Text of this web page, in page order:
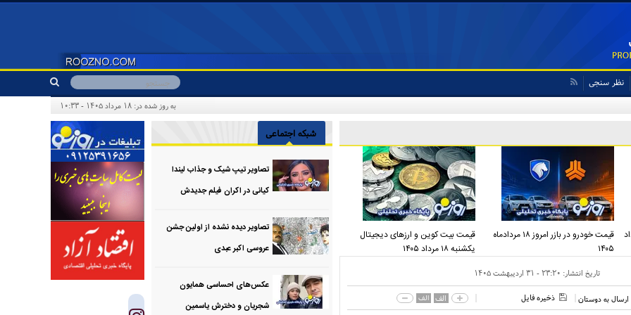
نظر سنجی
به روز شده در: ۱۸ مرداد ۱۴۰۵ - ۱۰:۳۳
۱۸ مرداد
قیمت خودرو در بازر امروز ۱۸ مردادماه
۱۴۰۵
قیمت بیت کوین و ارز‌های دیجیتال
یکشنبه ۱۸ مرداد ۱۴۰۵
تاریخ انتشار: ۲۳:۲۰ - ۳۱ ارديبهشت ۱۴۰۵
ارسال به دوستان ذخیره فایل الف الف
شبکه اجتماعی
تصاویر تیپ شیک و جذاب لیندا
کیانی در اکران فیلم جدیدش
تصاویر دیده نشده از اولین جشن
عروسی اکبر عبدی
عکس‌های احساسی همایون
شجریان و دخترش یاسمین